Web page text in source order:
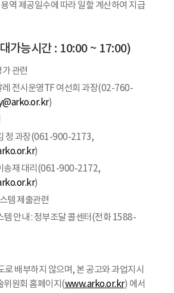
역 제공일수에 따라 일할 계산하여 지급
가능시간 : 10:00 ~ 17:00)
가 관련
레 전시운영TF 여선희 과장(02-760-
)
정 과장(061-900-2173,
)
송재 대리(061-900-2172,
)
템 제출관련
템 안내 : 정부조달 콜센터(전화 1588-
배부하지 않으며, 본 공고와 과업지시
위원회 홈페이지(www.arko.or.kr) 에서